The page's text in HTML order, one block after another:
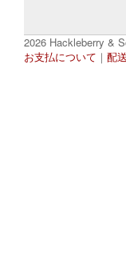
2026 Hackleberry &
お支払について ｜ 配